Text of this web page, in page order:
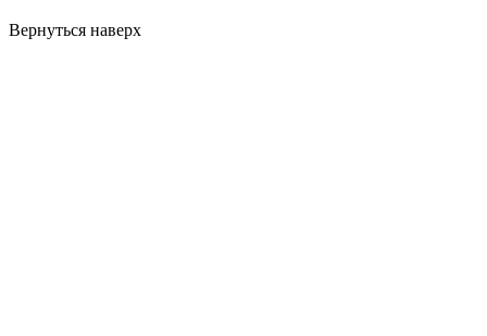
Вернуться наверх